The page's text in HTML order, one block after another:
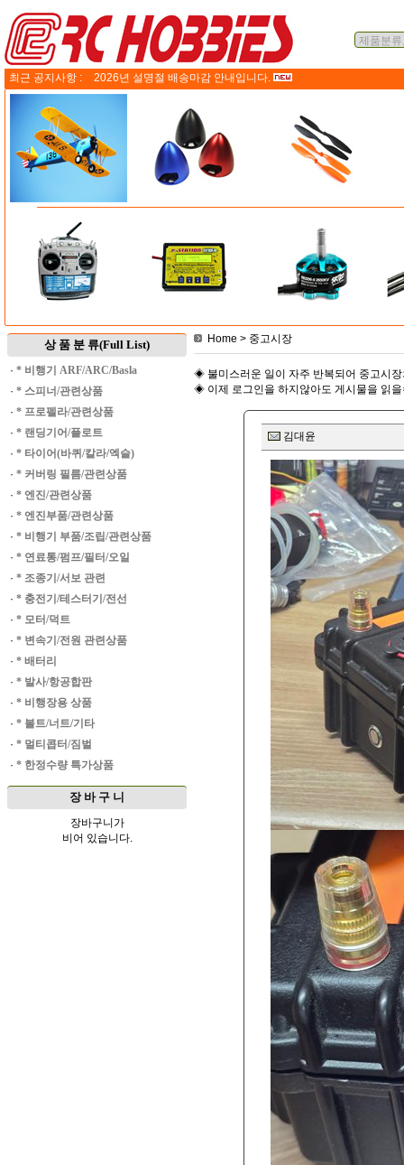
최근 공지사항 : 2026년 설명절 배송마감 안내입니다.
상 품 분 류(Full List)
· * 비행기 ARF/ARC/Basla
· * 스피너/관련상품
· * 프로펠라/관련상품
· * 랜딩기어/플로트
· * 타이어(바퀴/칼라/엑슬)
· * 커버링 필름/관련상품
· * 엔진/관련상품
· * 엔진부품/관련상품
· * 비행기 부품/조립/관련상품
· * 연료통/펌프/필터/오일
· * 조종기/서보 관련
· * 충전기/테스터기/전선
· * 모터/덕트
· * 변속기/전원 관련상품
· * 배터리
· * 발사/항공합판
· * 비행장용 상품
· * 볼트/너트/기타
· * 멀티콥터/짐벌
· * 한정수량 특가상품
장 바 구 니
장바구니가
비어 있습니다.
Home > 중고시장
◈ 불미스러운 일이 자주 반복되어 중고시
◈ 이제 로그인을 하지않아도 게시물을 읽
김대윤